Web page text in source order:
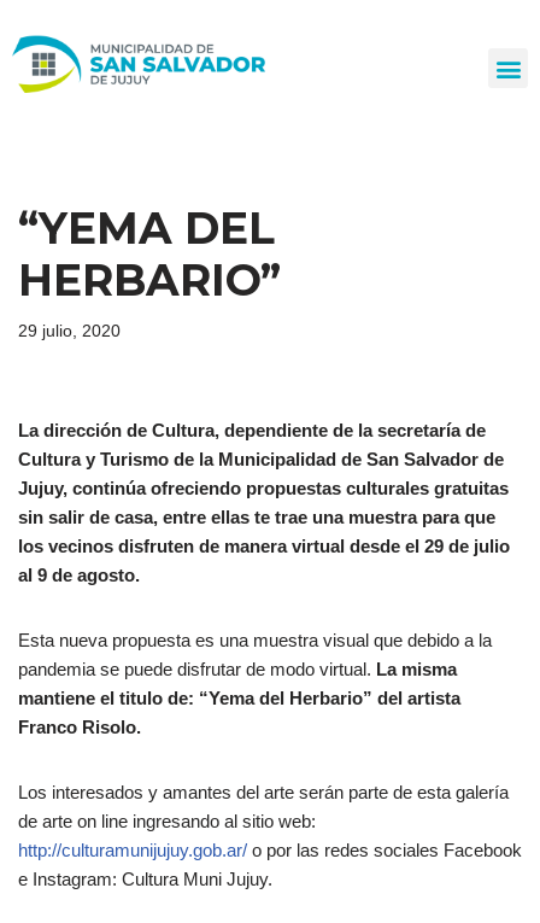
al
“YEMA DEL
HERBARIO”
29 julio, 2020
La dirección de Cultura, dependiente de la secretaría de
Cultura y Turismo de la Municipalidad de San Salvador de
Jujuy, continúa ofreciendo propuestas culturales gratuitas
sin salir de casa, entre ellas te trae una muestra para que
los vecinos disfruten de manera virtual desde el 29 de julio
al 9 de agosto.
Esta nueva propuesta es una muestra visual que debido a la
pandemia se puede disfrutar de modo virtual. La misma
mantiene el titulo de: “Yema del Herbario” del artista
Franco Risolo.
Los interesados y amantes del arte serán parte de esta galería
de arte on line ingresando al sitio web:
http://culturamunijujuy.gob.ar/ o por las redes sociales Facebook
e Instagram: Cultura Muni Jujuy.